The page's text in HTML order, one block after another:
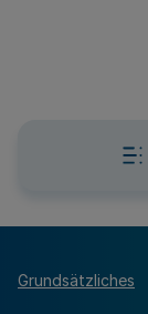
Grundsätzliches